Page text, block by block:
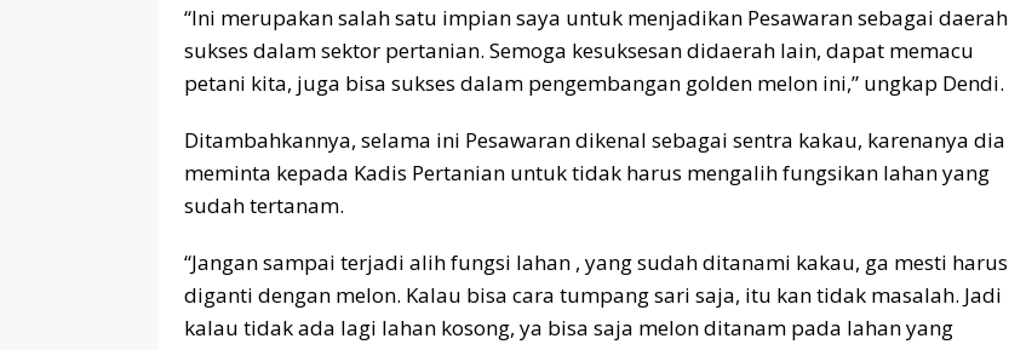
“Ini merupakan salah satu impian saya untuk menjadikan Pesawaran sebagai daerah
sukses dalam sektor pertanian. Semoga kesuksesan didaerah lain, dapat memacu
petani kita, juga bisa sukses dalam pengembangan golden melon ini,” ungkap Dendi.
Ditambahkannya, selama ini Pesawaran dikenal sebagai sentra kakau, karenanya dia
meminta kepada Kadis Pertanian untuk tidak harus mengalih fungsikan lahan yang
sudah tertanam.
“Jangan sampai terjadi alih fungsi lahan , yang sudah ditanami kakau, ga mesti harus
diganti dengan melon. Kalau bisa cara tumpang sari saja, itu kan tidak masalah. Jadi
kalau tidak ada lagi lahan kosong, ya bisa saja melon ditanam pada lahan yang